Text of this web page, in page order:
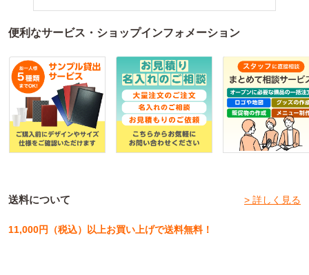
便利なサービス・ショップインフォメーション
送料について > 詳しく見る
11,000円（税込）以上お買い上げで送料無料！